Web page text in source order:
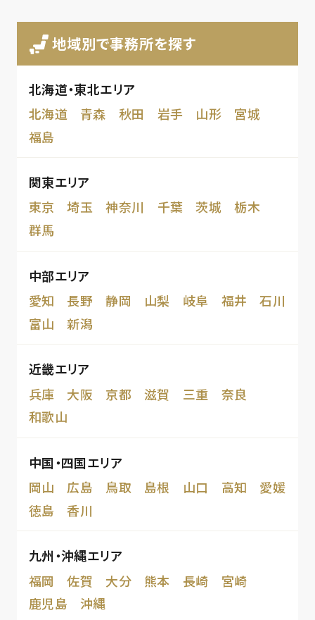
地域別で事務所を探す
北海道・東北エリア
北海道
青森 秋田 岩手 山形
宮城
福島
関東エリア
東京
埼玉 神奈川 千葉 茨城
栃木
群馬
中部エリア
愛知
長野 静岡 山梨 岐阜 福井
石川
富山
新潟
近畿エリア
兵庫
大阪 京都 滋賀 三重
奈良
和歌山
中国・四国エリア
岡山
広島 鳥取 島根 山口 高知
愛媛
徳島
香川
九州・沖縄エリア
福岡
佐賀 大分 熊本 長崎
宮崎
鹿児島
沖縄